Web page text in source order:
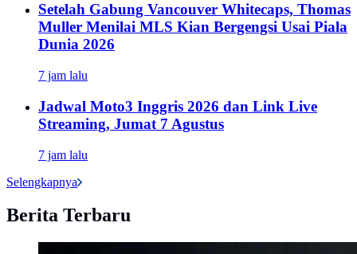
Setelah Gabung Vancouver Whitecaps, Thomas
Muller Menilai MLS Kian Bergengsi Usai Piala
Dunia 2026
7 jam lalu
Jadwal Moto3 Inggris 2026 dan Link Live
Streaming, Jumat 7 Agustus
7 jam lalu
Selengkapnya
Berita Terbaru